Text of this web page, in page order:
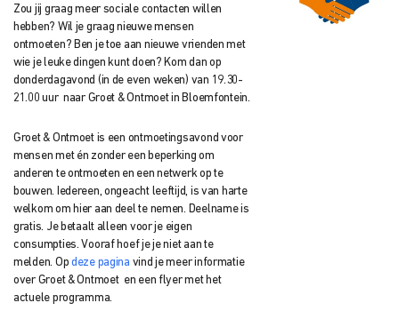
Zou jij graag meer sociale contacten willen
hebben? Wil je graag nieuwe mensen
ontmoeten? Ben je toe aan nieuwe vrienden met
wie je leuke dingen kunt doen? Kom dan op
donderdagavond (in de even weken) van 19.30-
21.00 uur naar Groet & Ontmoet in Bloemfontein.
Groet & Ontmoet is een ontmoetingsavond voor
mensen met én zonder een beperking om
anderen te ontmoeten en een netwerk op te
bouwen. Iedereen, ongeacht leeftijd, is van harte
welkom om hier aan deel te nemen. Deelname is
gratis. Je betaalt alleen voor je eigen
consumpties. Vooraf hoef je je niet aan te
melden. Op deze pagina vind je meer informatie
over Groet & Ontmoet en een flyer met het
actuele programma.